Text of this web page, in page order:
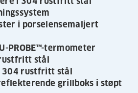
i porselensemaljert
PROBE™-termometer
stål
304 rustfritt stål
grillboks i støpt